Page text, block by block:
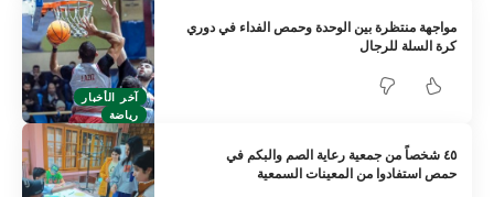
آخر الأخبار
رياضة
مواجهة منتظرة بين الوحدة وحمص الفداء في دوري
كرة السلة للرجال
٤٥ شخصاً من جمعية رعاية الصم والبكم في
حمص استفادوا من المعينات السمعية